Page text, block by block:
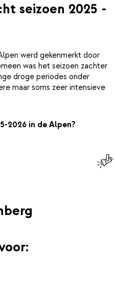
seizoen 2025 -
werd gekenmerkt door
was het seizoen zachter
droge periodes onder
maar soms zeer intensieve
2026 in de Alpen?